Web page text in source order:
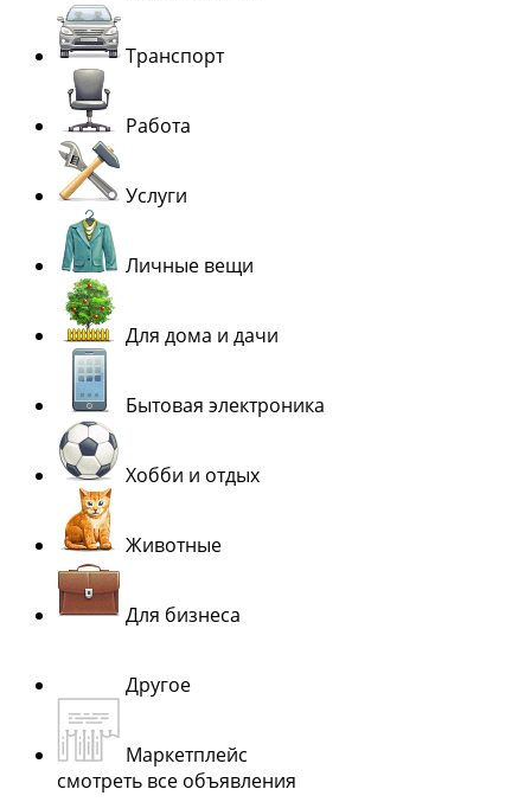
Транспорт
Работа
Услуги
Личные вещи
Для дома и дачи
Бытовая электроника
Хобби и отдых
Животные
Для бизнеса
Другое
Маркетплейс
смотреть все объявления